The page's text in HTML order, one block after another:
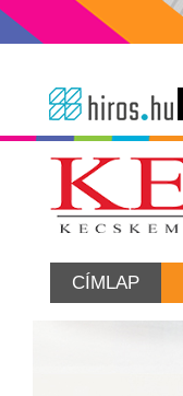
CÍMLAP